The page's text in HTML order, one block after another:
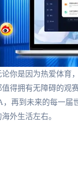
你是因为热爱体育
得拥有无障碍的观
再到未来的每一
外生活左右。